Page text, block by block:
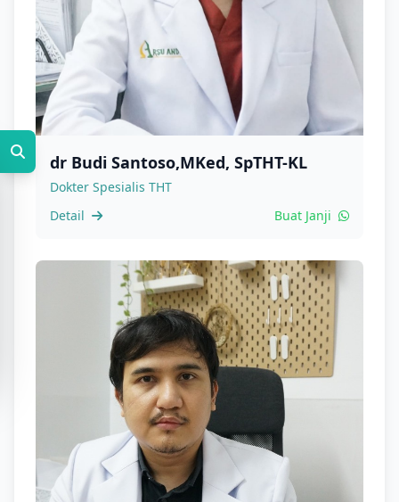
dr Budi Santoso,MKed, SpTHT-KL
Dokter Spesialis THT
Detail
Buat Janji